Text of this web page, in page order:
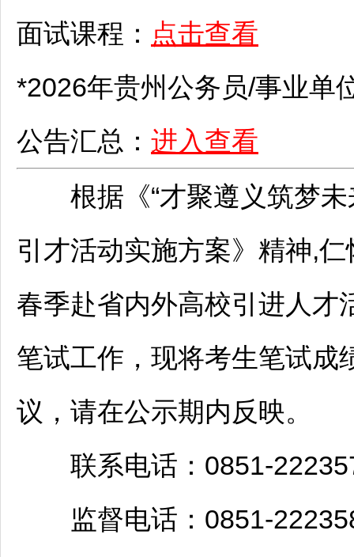
面试课程： 点击查看
*2026年贵州公务员/事业单
公告汇总： 进入查看
根据《“才聚遵义筑梦
引才活动实施方案》精神,仁
春季赴省内外高校引进人才
笔试工作，现将考生笔试成
议，请在公示期内反映。
联系电话：0851-
监督电话：0851-